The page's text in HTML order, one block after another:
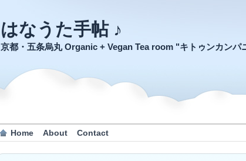
はなうた手帖 ♪
京都・五条烏丸 Organic + Vegan Tea room "キトゥンカンパ
Home About Contact